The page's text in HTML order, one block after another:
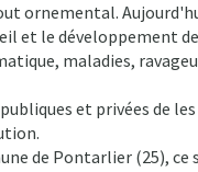
ornemental.
et le développement
maladies,
et privées de
de Pontarlier (25),